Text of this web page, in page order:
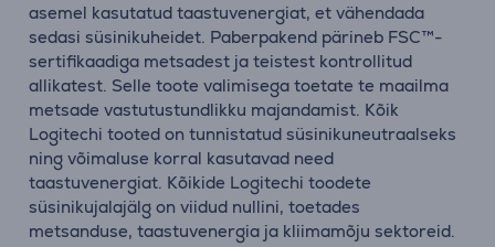
asemel kasutatud taastuvenergiat, et vähendada
sedasi süsinikuheidet. Paberpakend pärineb FSC™-
sertifikaadiga metsadest ja teistest kontrollitud
allikatest. Selle toote valimisega toetate te maailma
metsade vastutustundlikku majandamist. Kõik
Logitechi tooted on tunnistatud süsinikuneutraalseks
ning võimaluse korral kasutavad need
taastuvenergiat. Kõikide Logitechi toodete
süsinikujalajälg on viidud nullini, toetades
metsanduse, taastuvenergia ja kliimamõju sektoreid.